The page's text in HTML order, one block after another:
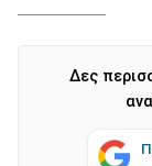
Δες